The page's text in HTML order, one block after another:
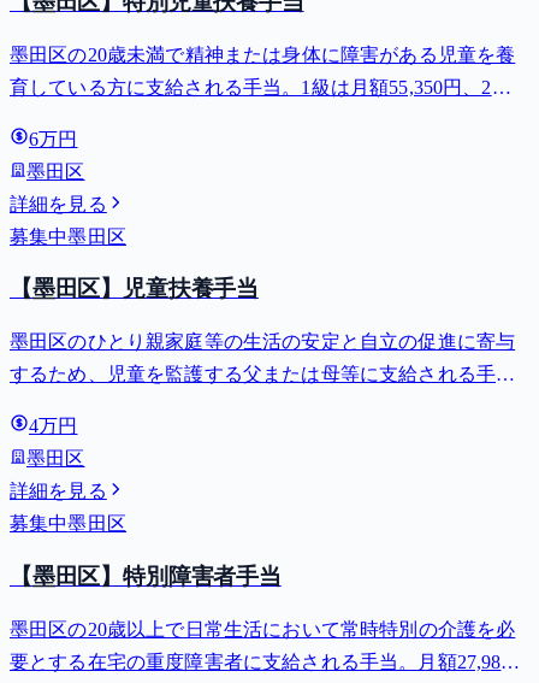
墨田区の20歳未満で精神または身体に障害がある児童を養
育している方に支給される手当。1級は月額55,350円、2級
6万円
墨田区
詳細を見る
募集中墨田区
【墨田区】児童扶養手当
墨田区のひとり親家庭等の生活の安定と自立の促進に寄与
するため、児童を監護する父または母等に支給される手
4万円
墨田区
詳細を見る
募集中墨田区
【墨田区】特別障害者手当
墨田区の20歳以上で日常生活において常時特別の介護を必
要とする在宅の重度障害者に支給される手当。月額27,980